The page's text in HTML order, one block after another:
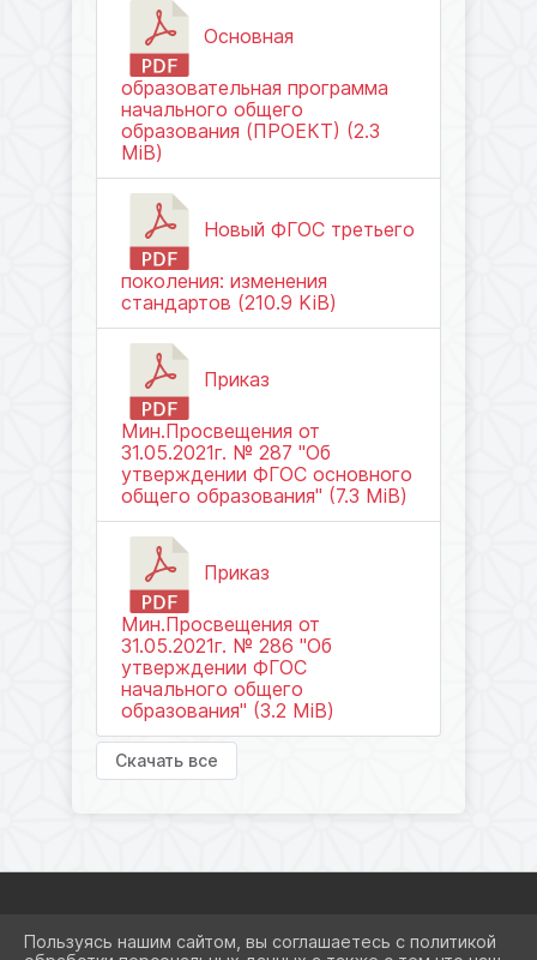
Основная
образовательная программа
начального общего
образования (ПРОЕКТ) (2.3
MiB)
Новый ФГОС третьего
поколения: изменения
стандартов (210.9 KiB)
Приказ
Мин.Просвещения от
31.05.2021г. № 287 "Об
утверждении ФГОС основного
общего образования" (7.3 MiB)
Приказ
Мин.Просвещения от
31.05.2021г. № 286 "Об
утверждении ФГОС
начального общего
образования" (3.2 MiB)
Скачать все
2026 Г. SCHOOL8KRSRM.RU
Пользуясь нашим сайтом, вы соглашаетесь с политикой